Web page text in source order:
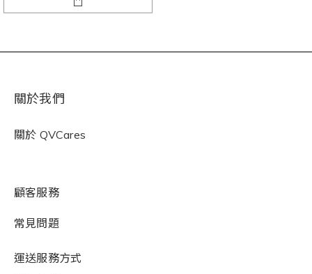
關於我們
關於 QVCares
顧客服務
常見問題
運送服務方式